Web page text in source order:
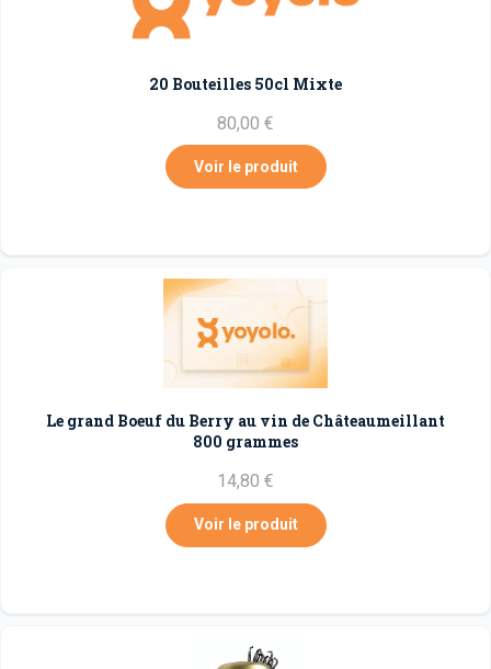
20 Bouteilles 50cl Mixte
80,00 €
Voir le produit
Le grand Boeuf du Berry au vin de Châteaumeillant
800 grammes
14,80 €
Voir le produit